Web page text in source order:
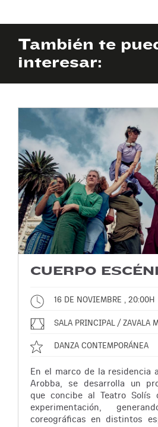
También te
interesar:
CUERPO
16 DE NOVIEMBRE , 20:00H
SALA PRINCIPAL / ZAVALA
DANZA CONTEMPORÁNEA
En el marco de la residencia
Arobba, se desarrolla un
que concibe al Teatro Solís
experimentación,
coreográficas en distintos